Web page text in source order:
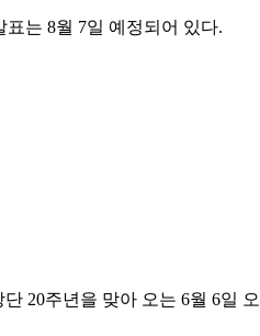
는 8월 7일 예정되어 있다.
20주년을 맞아 오는 6월 6